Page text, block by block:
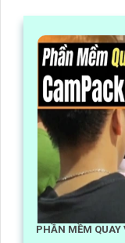
PHẦN MỀM QUAY